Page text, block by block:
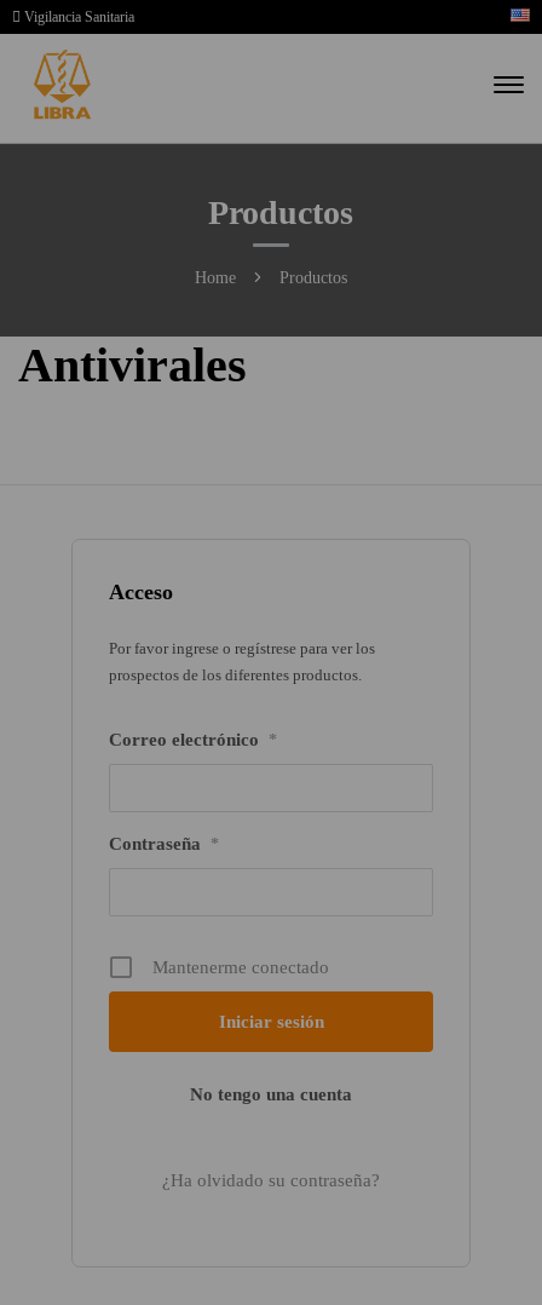
Vigilancia Sanitaria
Productos
Home Productos
Acceso
Por favor ingrese o regístrese para ver los
prospectos de los diferentes productos.
Correo electrónico *
Contraseña *
Mantenerme conectado
No tengo una cuenta
¿Ha olvidado su contraseña?
Antivirales